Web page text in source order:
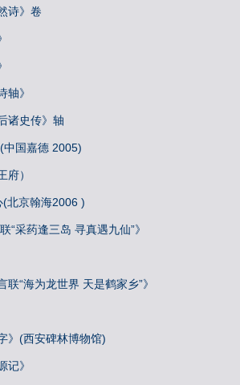
诗》卷
轴》
诸史传》轴
中国嘉德 2005)
府）
北京翰海2006 )
“采药逢三岛 寻真遇九仙”》
“海为龙世界 天是鹤家乡”》
》(西安碑林博物馆)
记》